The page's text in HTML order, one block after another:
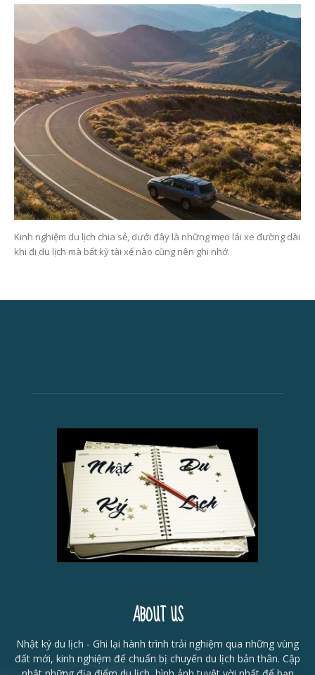
Kinh nghiệm du lịch chia sẻ, dưới đây là những mẹo lái xe đường dài
khi đi du lịch mà bất kỳ tài xế nào cũng nên ghi nhớ.
ABOUT US
Nhật ký du lịch - Ghi lại hành trình trải nghiệm qua những vùng
đất mới, kinh nghiệm để chuẩn bị chuyến du lịch bản thân. Cập